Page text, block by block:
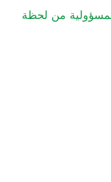
من لحظة